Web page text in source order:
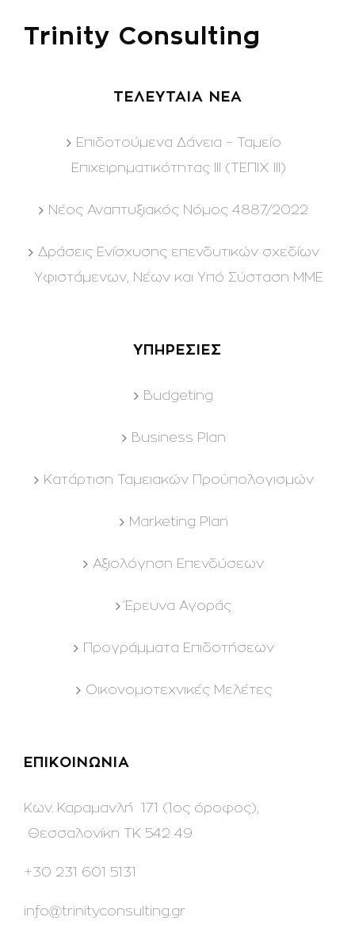
Trinity Consulting
ΤΕΛΕΥΤΑΙΑ ΝΕΑ
Επιδοτούμενα Δάνεια – Ταμείο
Επιχειρηματικότητας ΙΙΙ (ΤΕΠΙΧ ΙΙΙ)
Νέος Αναπτυξιακός Νόμος 4887/2022
Δράσεις Ενίσχυσης επενδυτικών σχεδίων
Υφιστάμενων, Νέων και Υπό Σύσταση ΜΜΕ
ΥΠΗΡΕΣΙΕΣ
Budgeting
Business Plan
Kατάρτιση Ταμειακών Προϋπολογισμών
Marketing Plan
Αξιολόγηση Επενδύσεων
Έρευνα Αγοράς
Προγράμματα Επιδοτήσεων
Οικονομοτεχνικές Μελέτες
ΕΠΙΚΟΙΝΩΝΙΑ
Κων. Καραμανλή 171 (1ος όροφος),
Θεσσαλονίκη ΤΚ 542 49
+30 231 601 5131
info@trinityconsulting.gr